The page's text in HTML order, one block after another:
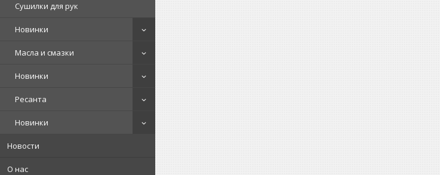
Сушилки для рук
Новинки
Масла и смазки
Новинки
Ресанта
Новинки
Новости
О нас